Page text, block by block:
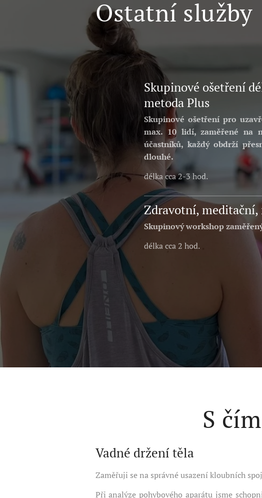
Ostatní služby
Skupinové ošetření
metoda Plus
Skupinové ošetření pro
max. 10 lidí, zaměřené na
účastníků, každý obdrží
dlouhé.
délka cca 2-3 hod.
Zdravotní, meditační,
Skupinový workshop
délka cca 2 hod.
S
Vadné držení těla
Zaměřuji se na správné usazení kloubních
Při analýze pohybového aparátu jsme